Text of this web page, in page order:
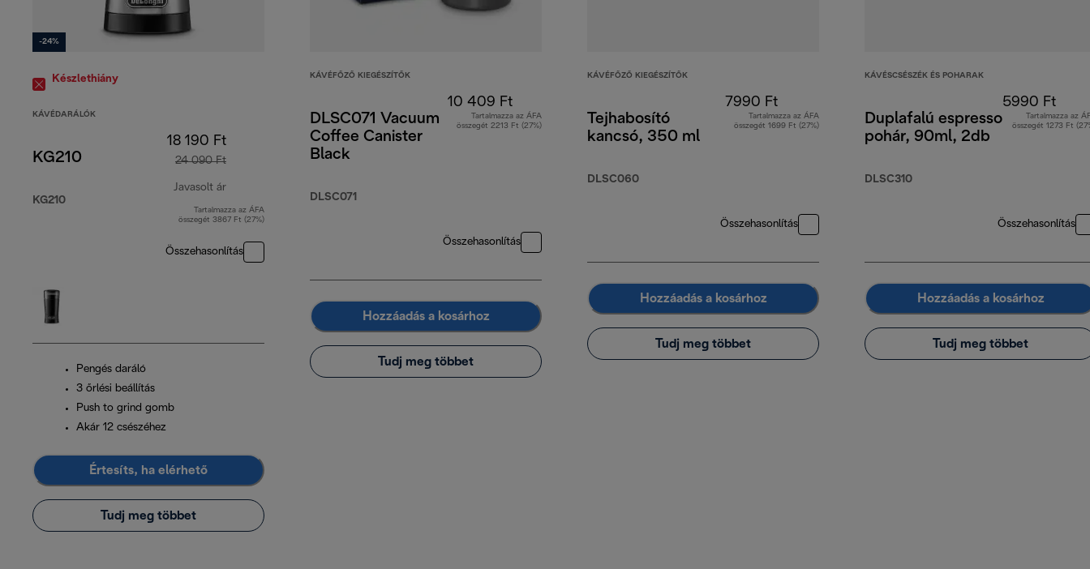
-24%
Készlethiány
KÁVÉDARÁLÓK
KG210
KG210
18 190 Ft
24 090 Ft
Javasolt ár
eredeti ár 24 090 Ft
Tartalmazza az ÁFA
összegét 3867 Ft (27%)
Összehasonlítás
Pengés daráló
3 őrlési beállítás
Push to grind gomb
Akár 12 csészéhez
Értesíts, ha elérhető
Tudj meg többet
KÁVÉFŐZŐ KIEGÉSZÍTŐK
DLSC071 Vacuum
Coffee Canister
Black
DLSC071
10 409 Ft
Tartalmazza az ÁFA
összegét 2213 Ft (27%)
Összehasonlítás
Hozzáadás a kosárhoz
Tudj meg többet
KÁVÉFŐZŐ KIEGÉSZÍTŐK
Tejhabosító
kancsó, 350 ml
DLSC060
7990 Ft
Tartalmazza az ÁFA
összegét 1699 Ft (27%)
Összehasonlítás
Hozzáadás a kosárhoz
Tudj meg többet
KÁVÉSCSÉSZÉK ÉS POHARAK
Duplafalú espresso
pohár, 90ml, 2db
DLSC310
5990 Ft
Tartalmazza az
összegét 1273 Ft
Összehasonlítás
Hozzáadás a kosárhoz
Tudj meg többet